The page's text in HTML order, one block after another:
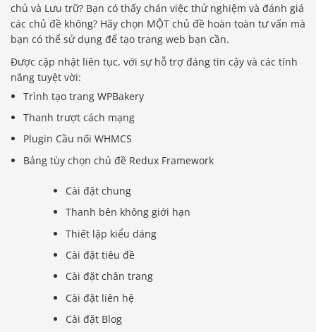
chủ và Lưu trữ? Bạn có thấy chán việc thử nghiệm và đánh giá
các chủ đề không? Hãy chọn MỘT chủ đề hoàn toàn tư vấn mà
bạn có thể sử dụng để tạo trang web bạn cần.
Được cập nhật liên tục, với sự hỗ trợ đáng tin cậy và các tính
năng tuyệt vời:
Trình tạo trang WPBakery
Thanh trượt cách mạng
Plugin Cầu nối WHMCS
Bảng tùy chọn chủ đề Redux Framework
Cài đặt chung
Thanh bên không giới hạn
Thiết lập kiểu dáng
Cài đặt tiêu đề
Cài đặt chân trang
Cài đặt liên hệ
Cài đặt Blog